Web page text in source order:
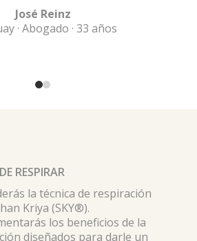
José Reinz
· Abogado · 33 años
RESPIRAR
la técnica de respiración
Kriya (SKY®).
los beneficios de la
diseñados para darle un